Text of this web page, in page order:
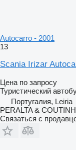
Autocarro - 2001
13
Scania Irizar
Цена по запросу
Туристический
Португалия, Leiria
PERALTA &
Связаться с